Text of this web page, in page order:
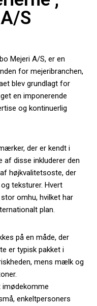
S
Mejeri A/S, er en
for mejeribranchen,
blev grundlagt for
en imponerende
og kontinuerlig
der er kendt i
af disse inkluderer den
højkvalitetsoste, der
teksturer. Hvert
omhu, hvilket har
plan.
på en måde, der
er typisk pakket i
mens mælk og
imødekomme
enkeltpersoners